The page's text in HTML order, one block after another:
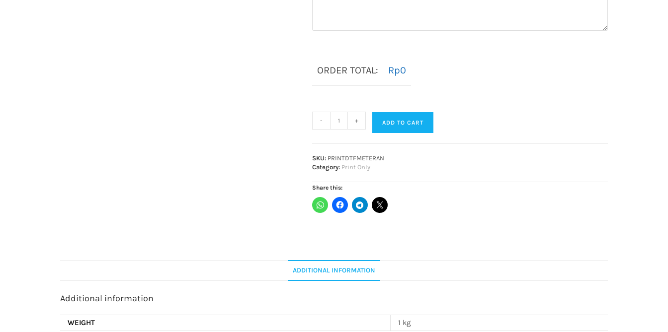
ORDER TOTAL: Rp0
- + ADD TO CART
SKU: PRINTDTFMETERAN
Category: Print Only
Share this:
ADDITIONAL INFORMATION
Additional information
WEIGHT 1 kg